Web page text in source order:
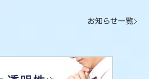
お知らせ一覧